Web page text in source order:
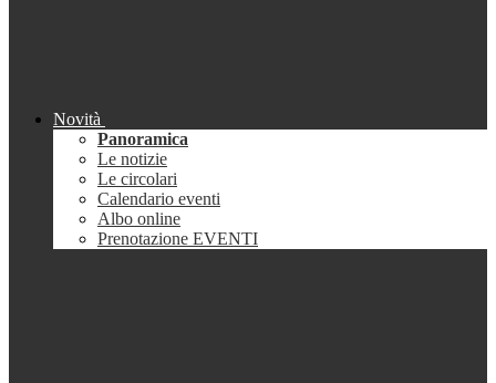
Novità
Panoramica
Le notizie
Le circolari
Calendario eventi
Albo online
Prenotazione EVENTI